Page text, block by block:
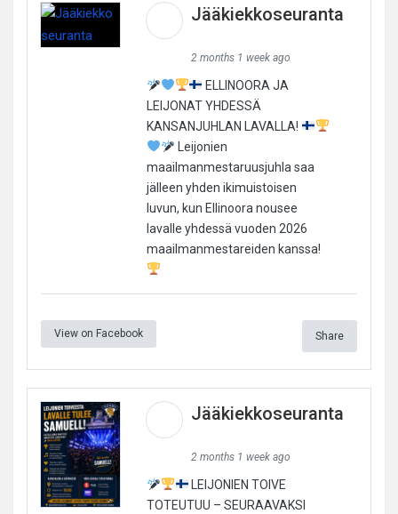
Jääkiekkoseuranta
2 months 1 week ago
ELLINOORA JA
LEIJONAT YHDESSÄ
KANSANJUHLAN LAVALLA!
Leijonien
maailmanmestaruusjuhla saa
jälleen yhden ikimuistoisen
luvun, kun Ellinoora nousee
lavalle yhdessä vuoden 2026
maailmanmestareiden kanssa!
View on Facebook Share
Jääkiekkoseuranta
2 months 1 week ago
LEIJONIEN TOIVE
TOTEUTUU – SEURAAVAKSI